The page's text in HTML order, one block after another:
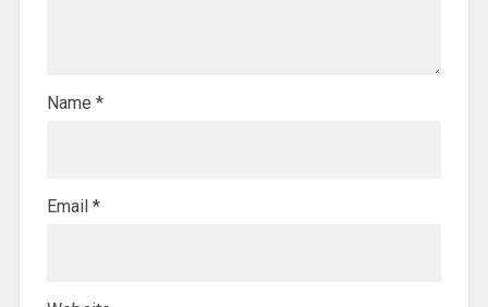
Name *
Email *